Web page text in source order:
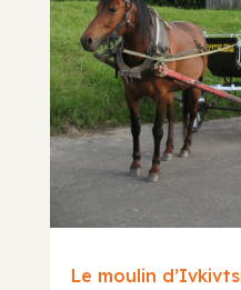
Le moulin